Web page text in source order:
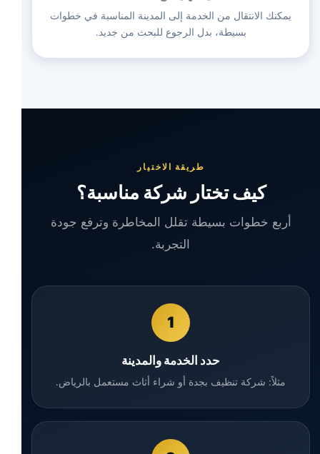
يمكنك الانتقال من الخدمة إلى المدينة المناسبة في خطوات
بسيطة، بدل الرجوع للبحث من جديد.
طريقة الاختيار
كيف تختار شركة مناسبة؟
أربع خطوات بسيطة تقلل المخاطرة وترفع جودة
التجربة.
1
حدد الخدمة والمدينة
مثلاً: شركة تنظيف بجدة أو شراء أثاث مستعمل بالرياض.